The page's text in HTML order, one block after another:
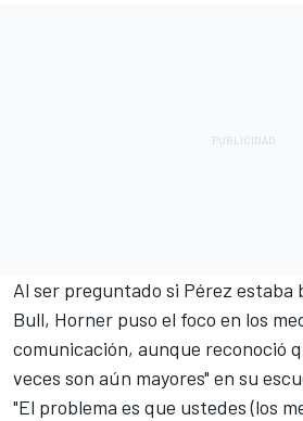
Al ser preguntado si Pérez estaba
Bull, Horner puso el foco en los
comunicación, aunque reconoció
veces son aún mayores" en su
"El problema es que ustedes (los